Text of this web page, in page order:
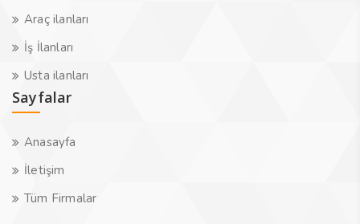
Araç ilanları
İş İlanları
Usta ilanları
Sayfalar
Anasayfa
İletişim
Tüm Firmalar